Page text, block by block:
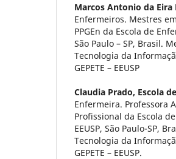
Marcos Antonio da Eira
Enfermeiros. Mestres
PPGEn da Escola de
São Paulo – SP, Brasil.
Tecnologia da
GEPETE – EEUSP
Claudia Prado, Escola
Enfermeira. Professora
Profissional da Escola
EEUSP, São Paulo-SP,
Tecnologia da
GEPETE – EEUSP.